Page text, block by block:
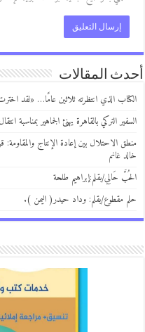
المقالات
الذي انتظرته ثلاثين عامًا… «لقد اخترت»
التركي بالقاهرة يهنئ الجماهير بمناسبة
الاحتلال بين إعادة الإنتاج والمقاومة: قراءة
غانم
حَالِي/بقلم:إبراهيم طلحة
مقطوع/بقلم: وداد حيدر( اليمن ).